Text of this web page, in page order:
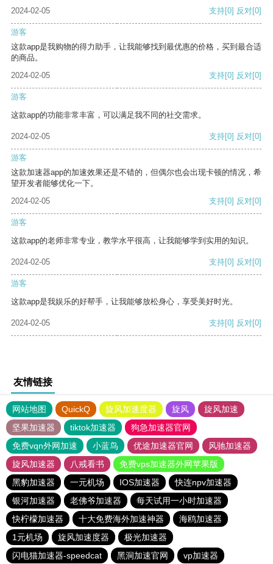
2024-02-05 支持[0] 反对[0]
游客
这款app是我购物的得力助手，让我能够找到最优惠的价格，买到最合适
的商品。
2024-02-05
支持[0] 反对[0]
游客
这款app的功能非常丰富，可以满足我不同的社交需求。
2024-02-05 支持[0] 反对[0]
游客
这款加速器app的加速效果还是不错的，但偶尔也会出现卡顿的情况，希
望开发者能够优化一下。
2024-02-05
支持[0] 反对[0]
游客
这款app的老师非常专业，教学水平很高，让我能够学到实用的知识。
2024-02-05 支持[0] 反对[0]
游客
这款app是我娱乐的好帮手，让我能够放松身心，享受美好时光。
2024-02-05 支持[0] 反对[0]
友情链接
网站地图 QuickQ 旋风加速度器 旋风
旋风加速
坚果加速器
tiktok加速器
狗急加速器官网
免费vqn外网加速
小蓝鸟 优途加速器官网
风驰加速器
旋风加速器
八戒看书
免费vps加速器外网苹果版
黑豹加速器
一元机场 IOS加速器
快连npv加速器
银河加速器
老佛爷加速器
每天试用一小时加速器
快柠檬加速器
十大免费海外加速神器
海鸥加速器
1元机场
旋风加速度器
极光加速器
闪电猫加速器-speedcat
黑洞加速官网 vp加速器